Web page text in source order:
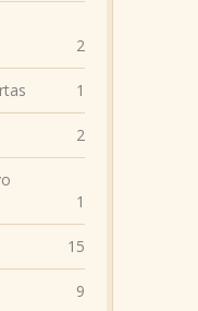
2
1
2
1
15
9